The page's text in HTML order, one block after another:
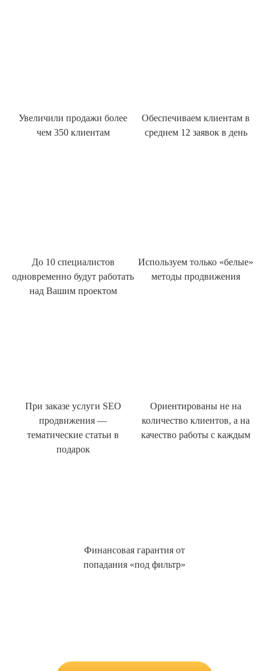
Увеличили продажи более
чем 350 клиентам
Обеспечиваем клиентам в
среднем 12 заявок в день
До 10 специалистов
одновременно будут работать
над Вашим проектом
Используем только «белые»
методы продвижения
При заказе услуги SEO
продвижения —
тематические статьи в
подарок
Ориентированы не на
количество клиентов, а на
качество работы с каждым
Финансовая гарантия от
попадания «под фильтр»